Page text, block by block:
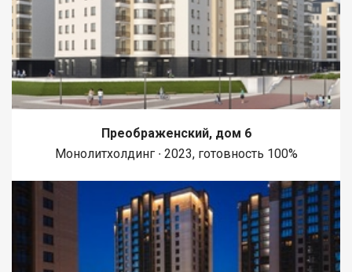
Преображенский, дом 6
Монолитхолдинг ∙ 2023, готовность 100%